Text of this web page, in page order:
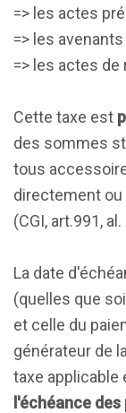
=> les actes
=> les
=> les actes de
Cette taxe est
des sommes
tous
directement
(CGI, art.991, al.
La date
(quelles que
et celle du
générateur de
taxe applicable
l'échéance